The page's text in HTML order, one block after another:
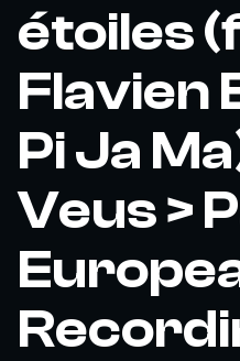
étoiles
Flavien
Pi Ja
Veus >